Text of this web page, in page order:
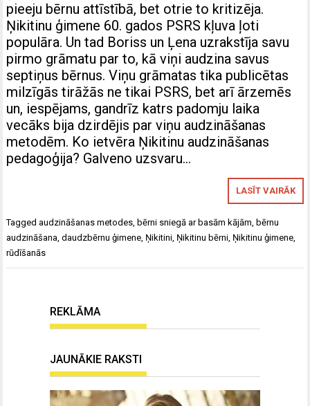
pieeju bērnu attīstībā, bet otrie to kritizēja.
Ņikitinu ģimene 60. gados PSRS kļuva ļoti
populāra. Un tad Boriss un Ļena uzrakstīja savu
pirmo grāmatu par to, kā viņi audzina savus
septiņus bērnus. Viņu grāmatas tika publicētas
milzīgās tirāžās ne tikai PSRS, bet arī ārzemēs
un, iespējams, gandrīz katrs padomju laika
vecāks bija dzirdējis par viņu audzināšanas
metodēm. Ko ietvēra Ņikitinu audzināšanas
pedagoģija? Galveno uzsvaru…
LASĪT VAIRĀK
Taggedaudzināšanas metodes ,bērni sniegā ar basām kājām ,bērnu
audzināšana ,daudzbērnu ģimene Ņikitini Ņikitinu bērni Ņikitinu ģimene
rūdīšanās
REKLĀMA
JAUNĀKIE RAKSTI